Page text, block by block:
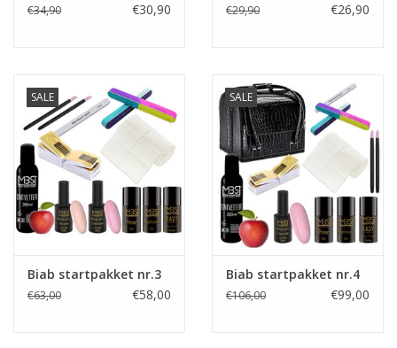
€34,90 €30,90 €29,90 €26,90
SALE
Biab startpakket nr.3
€63,00 €58,00
SALE
Biab startpakket nr.4
€106,00 €99,00